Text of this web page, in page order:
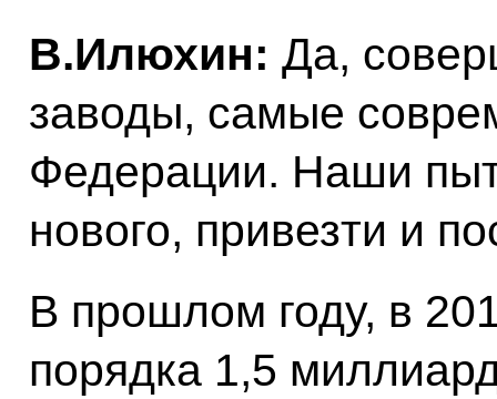
В.Илюхин: Да,
заводы, самые
Федерации. Наши
нового, привезти и
В прошлом году, в
порядка 1,5